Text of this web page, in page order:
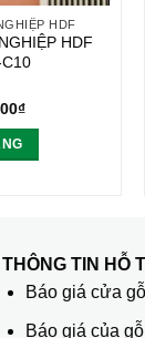
HDF
HDF
₫
THÔNG TIN HỖ
Báo giá cửa
Báo giá của